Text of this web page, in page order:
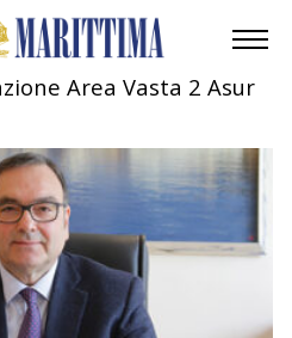
Area Vasta 2 Asur